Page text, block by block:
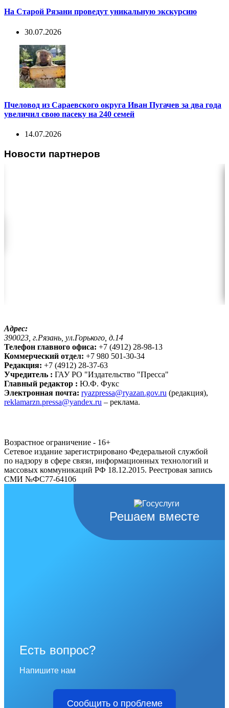
На Старой Рязани проведут уникальную экскурсию
30.07.2026
Пчеловод из Сараевского округа Иван Пугачев за два года
увеличил свою пасеку на 240 семей
14.07.2026
Новости партнеров
Адрес:
390023, г.Рязань, ул.Горького, д.14
Телефон главного офиса: +7 (4912) 28-98-13
Коммерческий отдел: +7 980 501-30-34
Редакция: +7 (4912) 28-37-63
Учредитель : ГАУ РО "Издательство "Пресса"
Главный редактор : Ю.Ф. Фукс
Электронная почта: ryazpressa@ryazan.gov.ru (редакция),
reklamarzn.pressa@yandex.ru – реклама.
Возрастное ограничение - 16+
Сетевое издание зарегистрировано Федеральной службой
по надзору в сфере связи, информационных технологий и
массовых коммуникаций РФ 18.12.2015. Реестровая запись
СМИ №ФС77-64106
Решаем вместе
Есть вопрос?
Напишите нам
Сообщить о проблеме